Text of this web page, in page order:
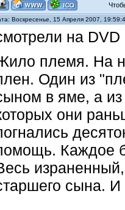
Воскресенье, 15 Апреля 2007,
на DVD
племя. На
Один из
в яме, а
они
Каждое
сына. И